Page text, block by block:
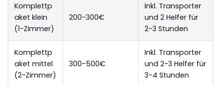
Komplettp
aket klein
(1-Zimmer)
200-300€
Inkl. Transporter
und 2 Helfer für
2-3 Stunden
Komplettp
aket mittel
(2-Zimmer)
300-500€
Inkl. Transporter
und 2-3 Helfer für
3-4 Stunden